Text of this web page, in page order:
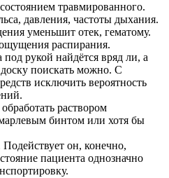
травмированного.
давления, частоты дыхания.
уменьшит отек, гематому.
распирания.
рукой найдётся вряд ли, а
поискать можно. С
исключить вероятность
раствором
бинтом или хотя бы
он, конечно,
пациента однозначно